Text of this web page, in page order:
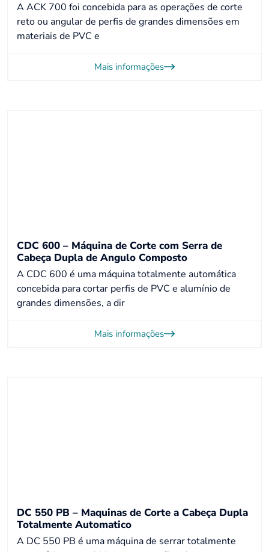
A ACK 700 foi concebida para as operações de corte
reto ou angular de perfis de grandes dimensões em
materiais de PVC e
Mais informações
CDC 600 – Máquina de Corte com Serra de
Cabeça Dupla de Angulo Composto
A CDC 600 é uma máquina totalmente automática
concebida para cortar perfis de PVC e alumínio de
grandes dimensões, a dir
Mais informações
DC 550 PB – Maquinas de Corte a Cabeça Dupla
Totalmente Automatico
A DC 550 PB é uma máquina de serrar totalmente